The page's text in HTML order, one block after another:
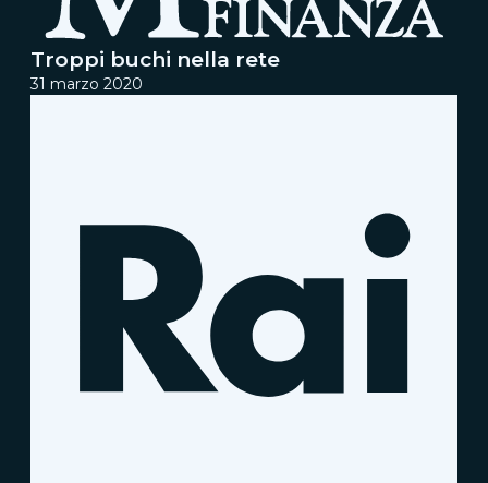
Troppi buchi nella rete
31 marzo 2020